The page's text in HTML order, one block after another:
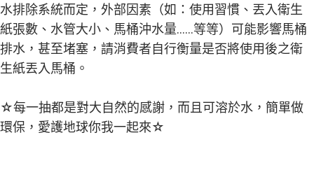
2.基於同意付款使用「大哥付你分期」之契約關係目的，商店將以您的個人
資料（包含姓名、電話或地址）提供予台灣大哥大進項蒐集、處理及利用，
由本公司與您本人進行分期帳單所需資料之確認、核對及更正。
3.完整用戶服務條款，請詳閱以下連結：https://oppay.tw/userRule
※ 交易是否成功請以「AFTEE先享後付 」之結帳頁面顯示為準，若有關於
是否繳費成功／繳費後需取消欲退款等相關疑問，請聯繫「AFTEE先享後付
客戶支援中心」 https://netprotections.freshdesk.com/support/home
【注意事項】
１．透過由恩沛科技股份有限公司提供之「AFTEE先享後付」服務完成之交
２．關於個人資料處理事宜，請瀏覽以下網址：
https://aftee.tw/terms/#terms3
３．未成年的使用者請事先徵得法定代理人或監護人之同意方可使用
水排除系統而定，外部因素（如：使用習慣、丟入衛生
紙張數、水管大小、馬桶沖水量……等等）可能影響馬桶
排水，甚至堵塞，請消費者自行衡量是否將使用後之衛
生紙丟入馬桶。
☆每一抽都是對大自然的感謝，而且可溶於水，簡單做
環保，愛護地球你我一起來☆